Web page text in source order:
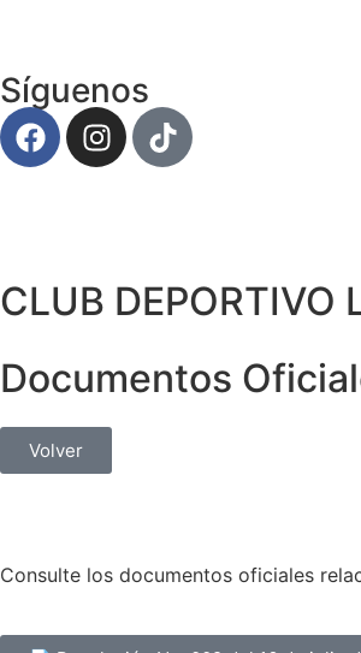
Síguenos
CLUB DEPORTIVO
Documentos
Volver
Consulte los documentos oficiales